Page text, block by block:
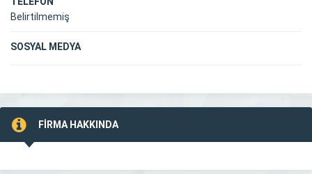
Belirtilmemiş
SOSYAL MEDYA
FİRMA HAKKINDA